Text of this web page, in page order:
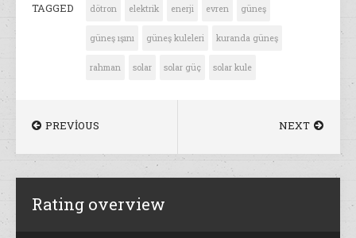
TAGGED dötron elektrik enerji evren güneş
güneş ışını güneş kuleleri kuranda güneş
rahman solar solar güç solar kule
PREVIOUS NEXT
Rating overview